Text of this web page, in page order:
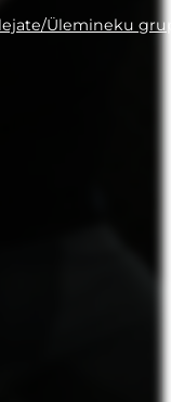
Ülemineku